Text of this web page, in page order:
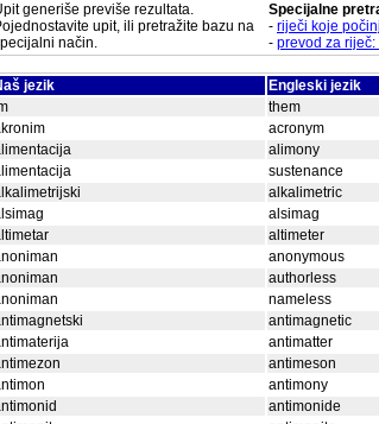
generiše previše rezultata.
upit, ili pretražite bazu na
način.
Specijalne
- riječi koje
- prevod za riječ:
jezik
Engleski jezik
them
acronym
alimony
sustenance
alkalimetric
alsimag
altimeter
anonymous
authorless
nameless
antimagnetic
antimatter
antimeson
antimony
antimonide